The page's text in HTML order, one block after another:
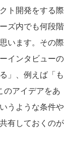
ト開発をする際
ズ内でも何段階
います。その際
インタビューの
」、例えば「も
のアイデアをあ
うような条件や
有しておくのが